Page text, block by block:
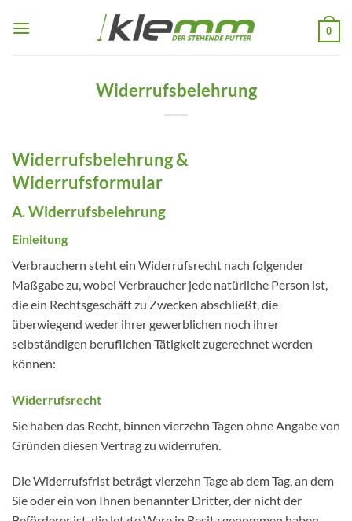
Inhalt
0
Widerrufsbelehrung
Widerrufsbelehrung &
Widerrufsformular
A. Widerrufsbelehrung
Einleitung
Verbrauchern steht ein Widerrufsrecht nach folgender
Maßgabe zu, wobei Verbraucher jede natürliche Person ist,
die ein Rechtsgeschäft zu Zwecken abschließt, die
überwiegend weder ihrer gewerblichen noch ihrer
selbständigen beruflichen Tätigkeit zugerechnet werden
können:
Widerrufsrecht
Sie haben das Recht, binnen vierzehn Tagen ohne Angabe von
Gründen diesen Vertrag zu widerrufen.
Die Widerrufsfrist beträgt vierzehn Tage ab dem Tag, an dem
Sie oder ein von Ihnen benannter Dritter, der nicht der